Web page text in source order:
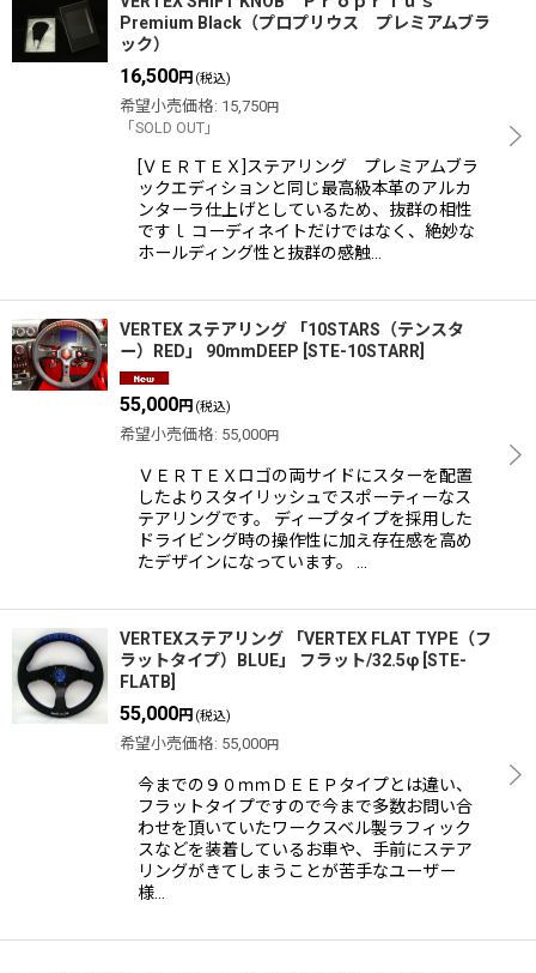
Premium Black（プロプリウス プレミアムブラ
ック）
16,500円 (税込)
希望小売価格: 15,750円
「SOLD OUT」
[ＶＥＲＴＥＸ]ステアリング プレミアムブラ
ックエディションと同じ最高級本革のアルカ
ンターラ仕上げとしているため、抜群の相性
ですｌ コーディネイトだけではなく、絶妙な
ホールディング性と抜群の感触…
VERTEX ステアリング 「10STARS（テンスタ
ー）RED」 90mmDEEP STE-10STARR
55,000円 (税込)
希望小売価格: 55,000円
ＶＥＲＴＥＸロゴの両サイドにスターを配置
したよりスタイリッシュでスポーティーなス
テアリングです。 ディープタイプを採用した
ドライビング時の操作性に加え存在感を高め
たデザインになっています。 …
VERTEXステアリング 「VERTEX FLAT TYPE（フ
ラットタイプ）BLUE」 フラット/32.5φ STE-
FLATB
55,000円 (税込)
希望小売価格: 55,000円
今までの９０ｍｍＤＥＥＰタイプとは違い、
フラットタイプですので今まで多数お問い合
わせを頂いていたワークスベル製ラフィック
スなどを装着しているお車や、手前にステア
リングがきてしまうことが苦手なユーザー
様…